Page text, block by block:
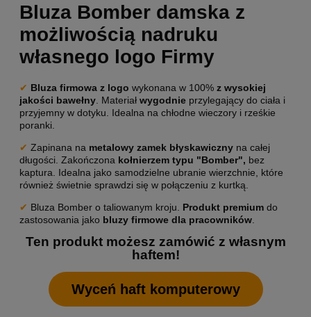
Bluza Bomber damska z
możliwością nadruku
własnego logo Firmy
✔ Bluza firmowa z logo wykonana w 100% z wysokiej
jakości bawełny . Materiał wygodnie przylegający do ciała i
przyjemny w dotyku. Idealna na chłodne wieczory i rześkie
poranki.
✔ Zapinana na metalowy zamek błyskawiczny na całej
długości. Zakończona kołnierzem typu "Bomber", bez
kaptura. Idealna jako samodzielne ubranie wierzchnie, które
również świetnie sprawdzi się w połączeniu z kurtką.
✔ Bluza Bomber o taliowanym kroju. Produkt premium do
zastosowania jako bluzy firmowe dla pracowników
Ten produkt możesz zamówić z własnym
haftem!
Wyceń haft komputerowy